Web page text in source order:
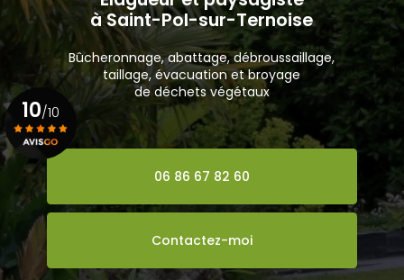
à Saint-Pol-sur-Ternoise
Bûcheronnage, abattage, débroussaillage,
taillage, évacuation et broyage
de déchets végétaux
06 86 67 82 60
Contactez-moi
10/10
Voir le certificat